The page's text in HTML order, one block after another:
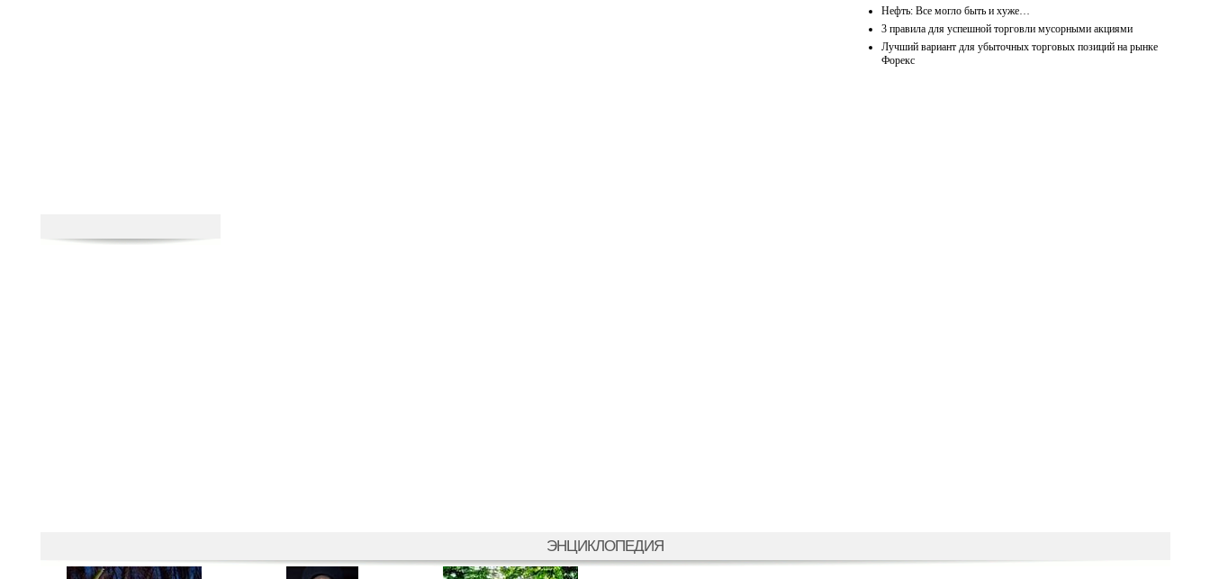
Нефть: Все могло быть и хуже…
3 правила для успешной торговли мусорными акциями
Лучший вариант для убыточных торговых позиций на рынке
Форекс
ЭНЦИКЛОПЕДИЯ